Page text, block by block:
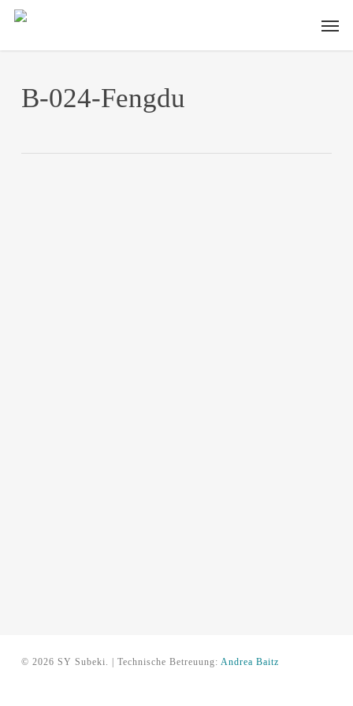
Skip
main
B-024-Fengdu
© 2026 SY Subeki. | Technische Betreuung: Andrea Baitz